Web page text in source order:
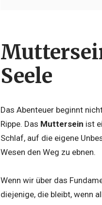
Seele
Das Abenteuer beginnt
Rippe. Das Muttersein ist
Schlaf, auf die eigene
Wesen den Weg zu ebnen.
Wenn wir über das
diejenige, die bleibt, wenn